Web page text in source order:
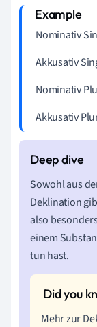
Nominativ
Akkusativ
Nominativ
Akkusativ
Sowohl aus
Deklination
also
einem
tun hast.
Mehr zur